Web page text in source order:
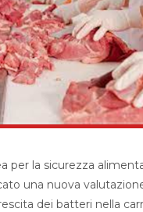
per la sicurezza
una nuova
dei batteri nella